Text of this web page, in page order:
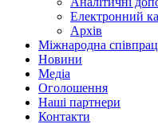
Електронний
Архів
Міжнародна
Новини
Медіa
Оголошення
Наші партнери
Контакти